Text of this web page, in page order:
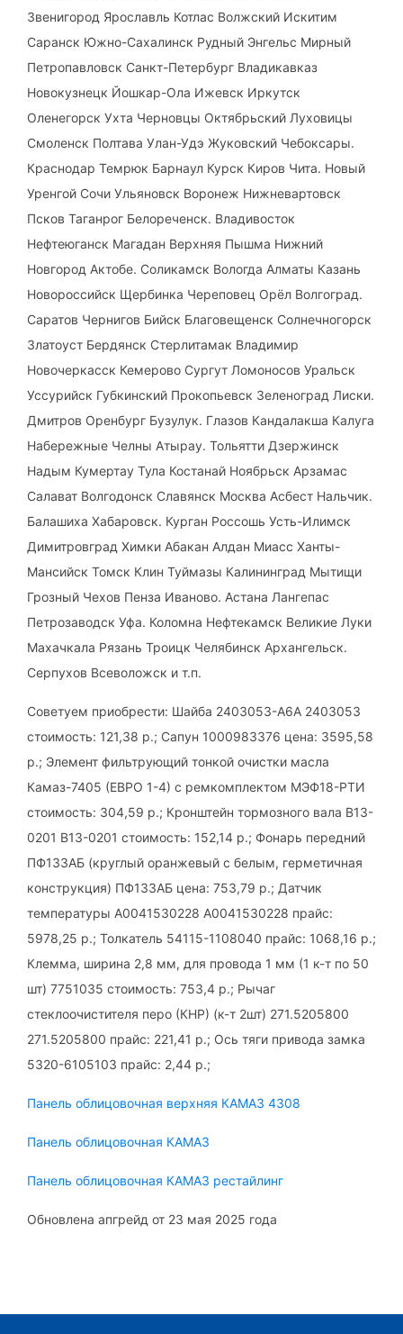
Звенигород Ярославль Котлас Волжский Искитим
Саранск Южно-Сахалинск Рудный Энгельс Мирный
Петропавловск Санкт-Петербург Владикавказ
Новокузнецк Йошкар-Ола Ижевск Иркутск
Оленегорск Ухта Черновцы Октябрьский Луховицы
Смоленск Полтава Улан-Удэ Жуковский Чебоксары.
Краснодар Темрюк Барнаул Курск Киров Чита. Новый
Уренгой Сочи Ульяновск Воронеж Нижневартовск
Псков Таганрог Белореченск. Владивосток
Нефтеюганск Магадан Верхняя Пышма Нижний
Новгород Актобе. Соликамск Вологда Алматы Казань
Новороссийск Щербинка Череповец Орёл Волгоград.
Саратов Чернигов Бийск Благовещенск Солнечногорск
Златоуст Бердянск Стерлитамак Владимир
Новочеркасск Кемерово Сургут Ломоносов Уральск
Уссурийск Губкинский Прокопьевск Зеленоград Лиски.
Дмитров Оренбург Бузулук. Глазов Кандалакша Калуга
Набережные Челны Атырау. Тольятти Дзержинск
Надым Кумертау Тула Костанай Ноябрьск Арзамас
Салават Волгодонск Славянск Москва Асбест Нальчик.
Балашиха Хабаровск. Курган Россошь Усть-Илимск
Димитровград Химки Абакан Алдан Миасс Ханты-
Мансийск Томск Клин Туймазы Калининград Мытищи
Грозный Чехов Пенза Иваново. Астана Лангепас
Петрозаводск Уфа. Коломна Нефтекамск Великие Луки
Махачкала Рязань Троицк Челябинск Архангельск.
Серпухов Всеволожск и т.п.
Советуем приобрести: Шайба 2403053-A6A 2403053
стоимость: 121,38 р.; Сапун 1000983376 цена: 3595,58
р.; Элемент фильтрующий тонкой очистки масла
Камаз-7405 (ЕВРО 1-4) с ремкомплектом МЭФ18-РТИ
стоимость: 304,59 р.; Кронштейн тормозного вала B13-
0201 B13-0201 стоимость: 152,14 р.; Фонарь передний
ПФ133АБ (круглый оранжевый с белым, герметичная
конструкция) ПФ133АБ цена: 753,79 р.; Датчик
температуры A0041530228 A0041530228 прайс:
5978,25 р.; Толкатель 54115-1108040 прайс: 1068,16 р.;
Клемма, ширина 2,8 мм, для провода 1 мм (1 к-т по 50
шт) 7751035 стоимость: 753,4 р.; Рычаг
стеклоочистителя перо (КНР) (к-т 2шт) 271.5205800
271.5205800 прайс: 221,41 р.; Ось тяги привода замка
5320-6105103 прайс: 2,44 р.;
Панель облицовочная верхняя КАМАЗ 4308
Панель облицовочная КАМАЗ
Панель облицовочная КАМАЗ рестайлинг
Обновлена апгрейд от 23 мая 2025 года